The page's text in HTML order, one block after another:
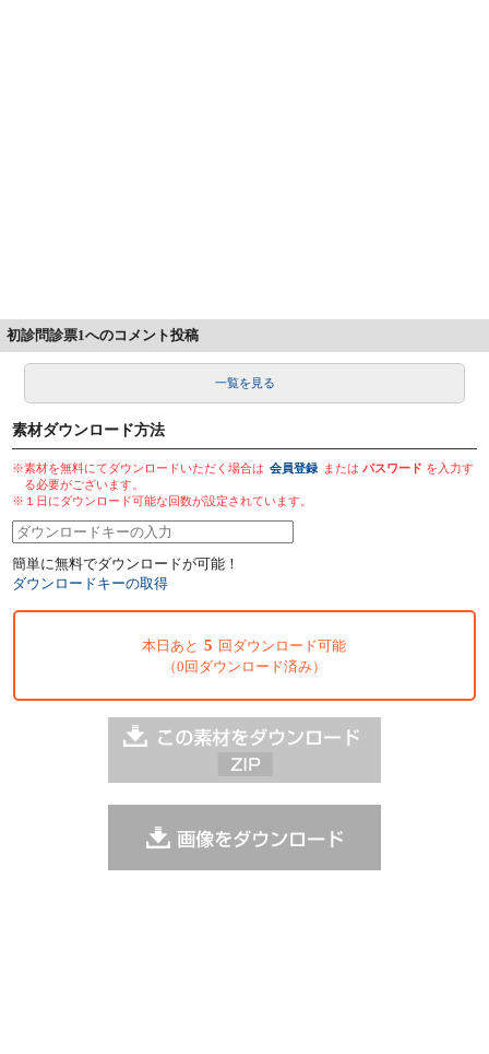
初診問診票1へのコメント投稿
一覧を見る
素材ダウンロード方法
※素材を無料にてダウンロードいただく場合は 会員登録 またはパスワード を入力す
る必要がございます。
※１日にダウンロード可能な回数が設定されています。
簡単に無料でダウンロードが可能！
ダウンロードキーの取得
本日あと 5 回ダウンロード可能
（0回ダウンロード済み）